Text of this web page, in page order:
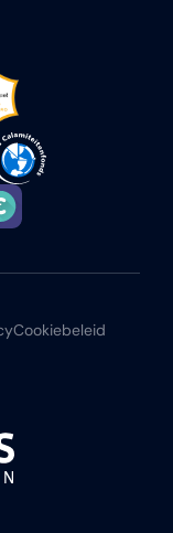
Cookiebeleid